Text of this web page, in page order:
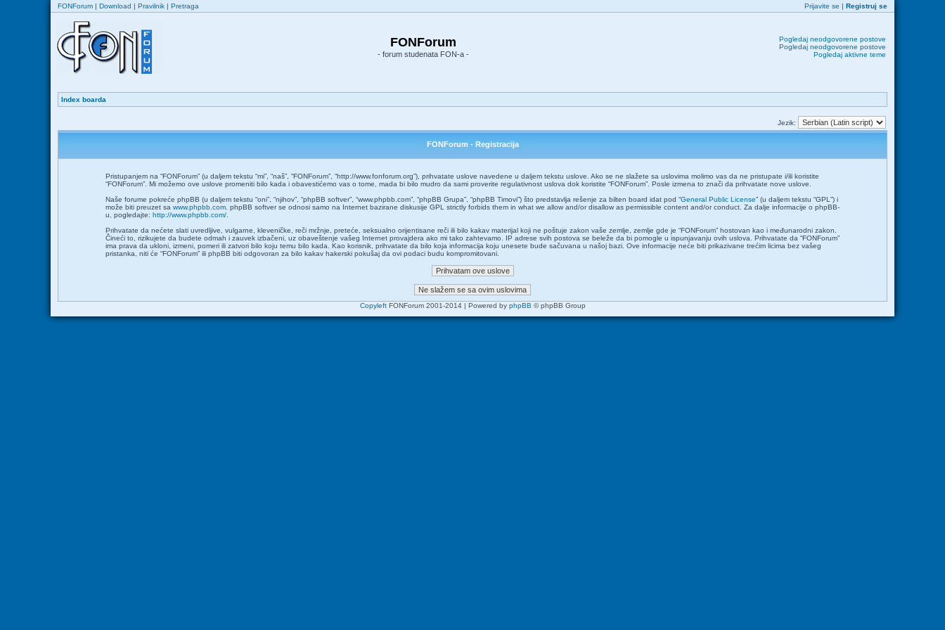
FONForum | Download | Pravilnik | Pretraga Prijavite se | Registruj se
FONForum
- forum studenata FON-a -
Pogledaj neodgovorene postove
Pogledaj neodgovorene postove
Pogledaj aktivne teme
Index boarda
Jezik:
FONForum - Registracija
Pristupanjem na “FONForum” (u daljem tekstu “mi”, “naš”, “FONForum”, “http://www.fonforum.org”), prihvatate uslove navedene u daljem tekstu uslove. Ako se ne slažete sa uslovima molimo vas da ne pristupate i/ili koristite
“FONForum”. Mi možemo ove uslove promeniti bilo kada i obavestićemo vas o tome, mada bi bilo mudro da sami proverite regulativnost uslova dok koristite “FONForum”. Posle izmena to znači da prihvatate nove uslove.
Naše forume pokreće phpBB (u daljem tekstu “oni”, “njihov”, “phpBB softver”, “www.phpbb.com”, “phpBB Grupa”, “phpBB Timovi”) što predstavlja rešenje za bilten board idat pod “General Public License” (u daljem tekstu “GPL”) i
može biti preuzet sa www.phpbb.com. phpBB softver se odnosi samo na Internet bazirane diskusije GPL strictly forbids them in what we allow and/or disallow as permissible content and/or conduct. Za dalje informacije o phpBB-
u, pogledajte: http://www.phpbb.com/.
Prihvatate da nećete slati uvredljive, vulgarne, kleveničke, reči mržnje, preteće, seksualno orijentisane reči ili bilo kakav materijal koji ne poštuje zakon vaše zemlje, zemlje gde je “FONForum” hostovan kao i međunarodni zakon.
Čineći to, rizikujete da budete odmah i zauvek izbačeni, uz obaveštenje vašeg Internet provajdera ako mi tako zahtevamo. IP adrese svih postova se beleže da bi pomogle u ispunjavanju ovih uslova. Prihvatate da “FONForum”
ima prava da ukloni, izmeni, pomeri ili zatvori bilo koju temu bilo kada. Kao korisnik, prihvatate da bilo koja informacija koju unesete bude sačuvana u našoj bazi. Ove informacije neće biti prikazivane trećim licima bez vašeg
pristanka, niti će “FONForum” ili phpBB biti odgovoran za bilo kakav hakerski pokušaj da ovi podaci budu kompromitovani.
CopyleftFONForum 2001-2014 | Powered by phpBB © phpBB Group